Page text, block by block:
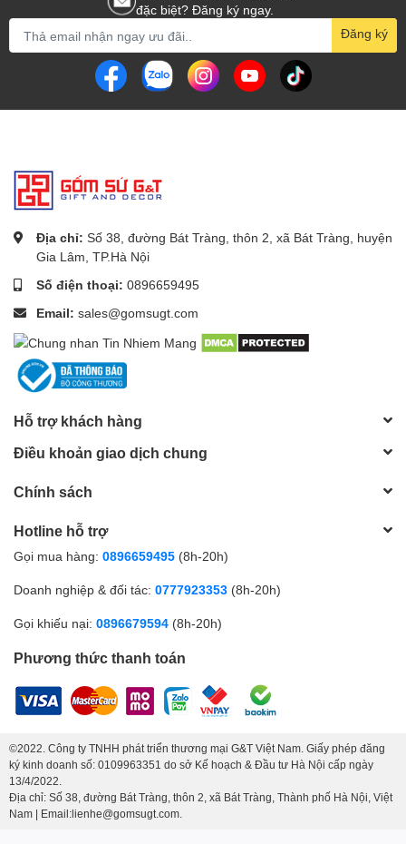
đặc biệt? Đăng ký ngay.
Đăng ký
Địa chỉ: Số 38, đường Bát Tràng, thôn 2, xã Bát Tràng, huyện
Gia Lâm, TP.Hà Nội
Số điện thoại: 0896659495
Email: sales@gomsugt.com
Hỗ trợ khách hàng
Điều khoản giao dịch chung
Chính sách
Hotline hỗ trợ
Gọi mua hàng: 0896659495 (8h-20h)
Doanh nghiệp & đối tác: 0777923353 (8h-20h)
Gọi khiếu nại: 0896679594 (8h-20h)
Phương thức thanh toán
©2022. Công ty TNHH phát triển thương mại G&T Việt Nam. Giấy phép đăng
ký kinh doanh số: 0109963351 do sở Kế hoạch & Đầu tư Hà Nội cấp ngày
13/4/2022.
Địa chỉ: Số 38, đường Bát Tràng, thôn 2, xã Bát Tràng, Thành phố Hà Nội, Việt
Nam | Email:lienhe@gomsugt.com.